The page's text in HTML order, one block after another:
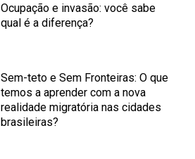
Ocupação e invasão: você sabe
qual é a diferença?
Sem-teto e Sem Fronteiras: O que
temos a aprender com a nova
realidade migratória nas cidades
brasileiras?